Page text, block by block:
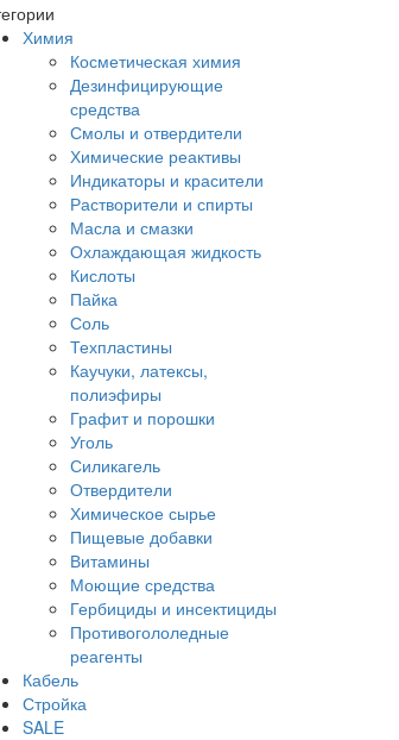
Химия
Косметическая химия
Дезинфицирующие
средства
Смолы и отвердители
Химические реактивы
Индикаторы и красители
Растворители и спирты
Масла и смазки
Охлаждающая жидкость
Кислоты
Пайка
Соль
Техпластины
Каучуки, латексы,
полиэфиры
Графит и порошки
Уголь
Силикагель
Отвердители
Химическое сырье
Пищевые добавки
Витамины
Моющие средства
Гербициды и инсектициды
Противогололедные
реагенты
Кабель
Стройка
SALE